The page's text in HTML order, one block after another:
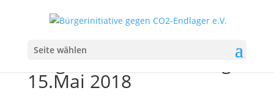
Seite wählen
Einladung zur
15.Mai 2018